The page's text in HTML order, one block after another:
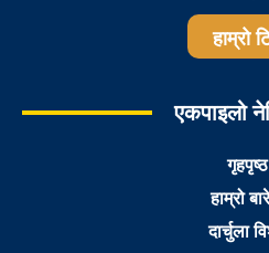
हाम्रो
एकपाइलो
गृहपृष्ठ
हाम्रो
दार्चुला